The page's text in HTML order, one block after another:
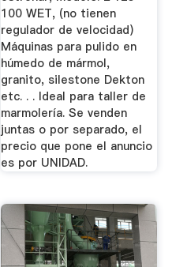
100 WET, (no tienen
regulador de velocidad)
Máquinas para pulido en
húmedo de mármol,
granito, silestone Dekton
etc. . . Ideal para taller de
marmolería. Se venden
juntas o por separado, el
precio que pone el anuncio
es por UNIDAD.